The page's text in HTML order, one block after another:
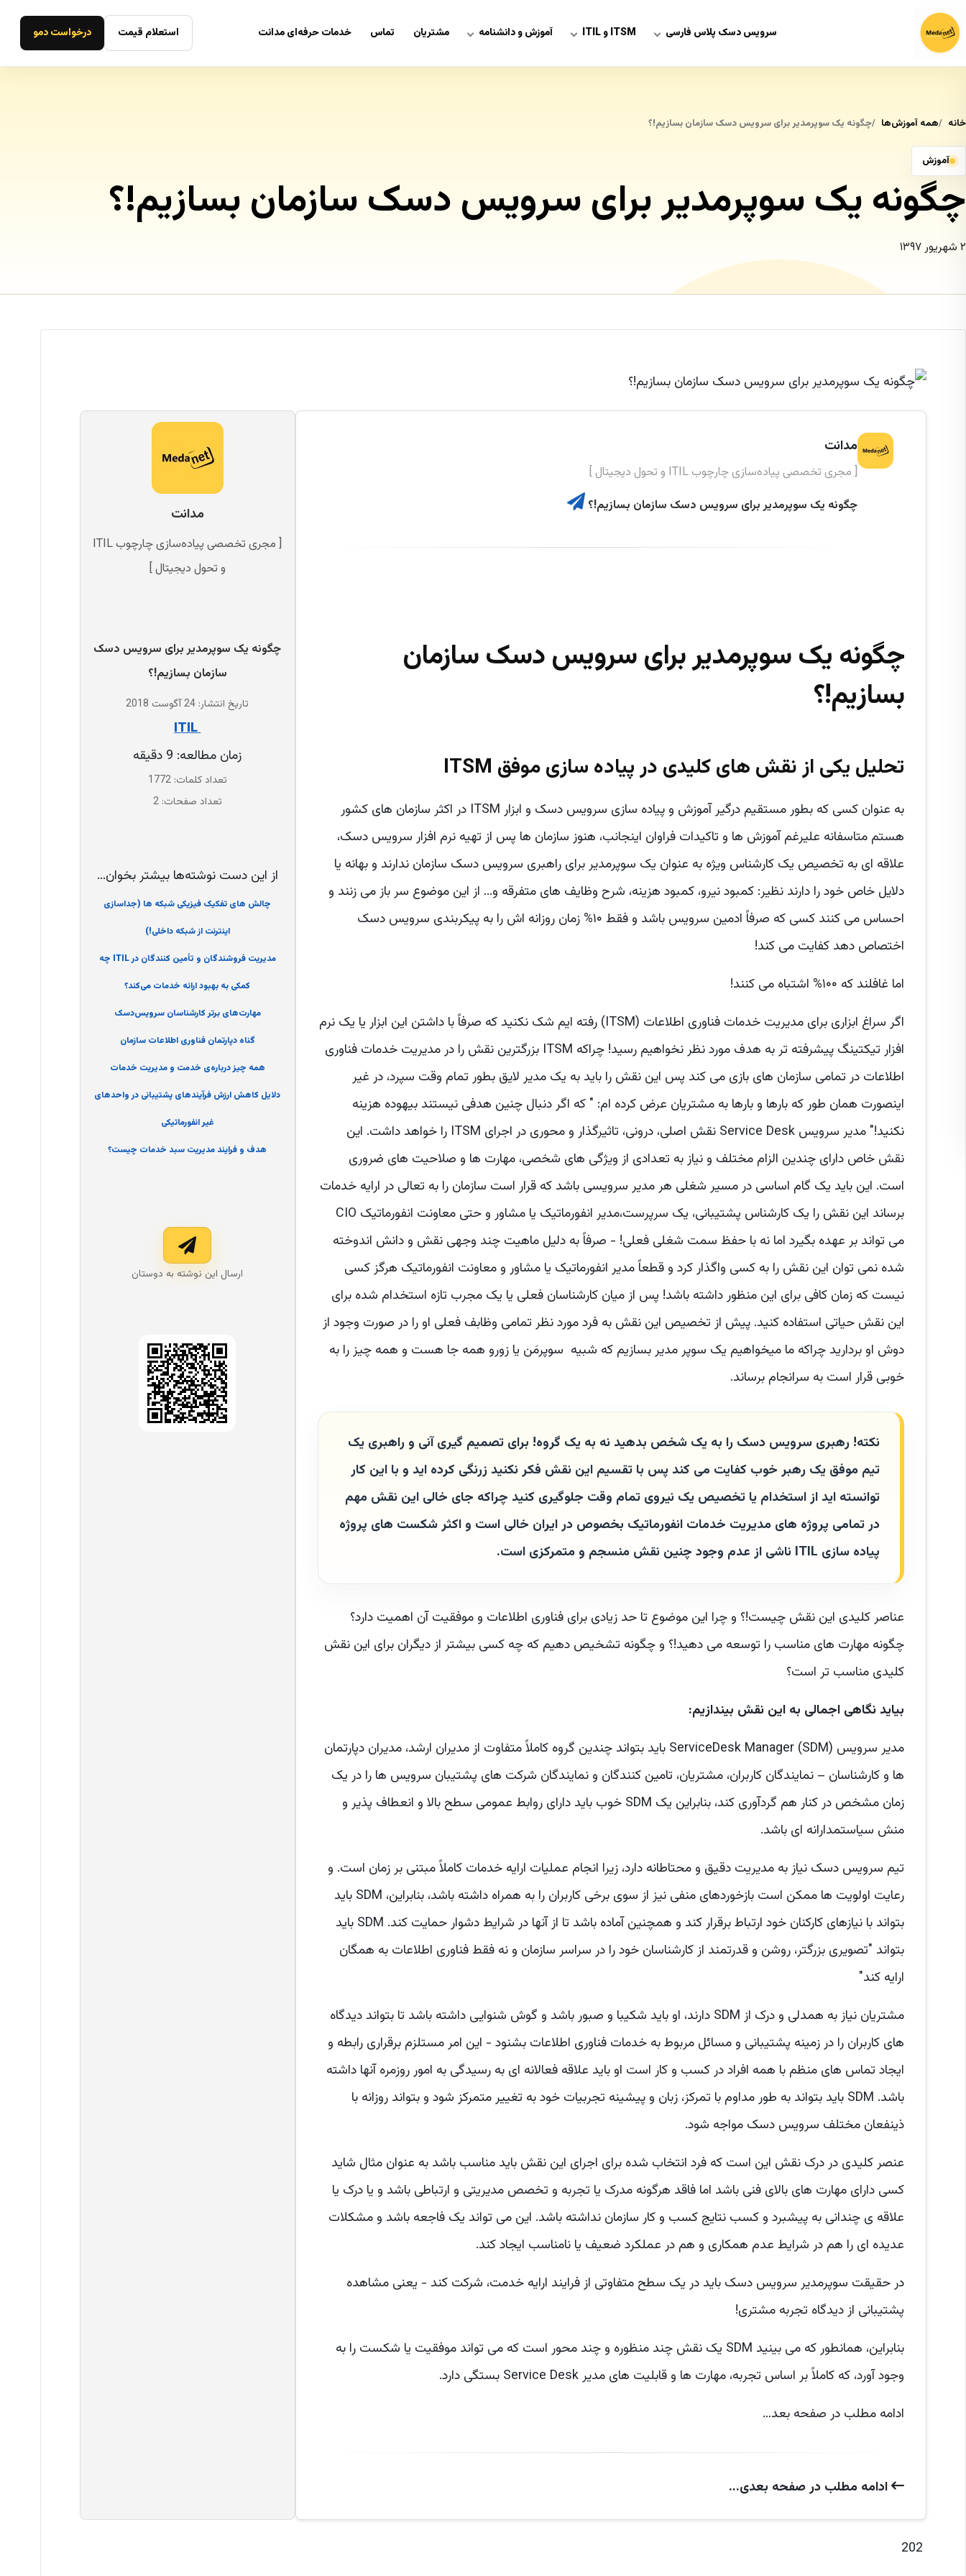
سرویس دسک پلاس فارسی ITSM و ITIL آموزش و دانشنامه مشتریان تماس خدمات حرفه‌ای مدانت استعلام قیمت درخواست دمو
خانه همه آموزش‌ها چگونه یک سوپرمدیر برای سرویس دسک سازمان بسازیم!؟
آموزش
چگونه یک سوپرمدیر برای سرویس دسک سازمان بسازیم!؟
۲ شهریور ۱۳۹۷
مدانت
[ مجری تخصصی پیاده‌سازی چارچوب ITIL و تحول دیجیتال ]
چگونه یک سوپرمدیر برای سرویس دسک سازمان بسازیم!؟
چگونه یک سوپرمدیر برای سرویس دسک سازمان
بسازیم!؟
تحلیل یکی از نقش های کلیدی در پیاده سازی موفق ITSM
به عنوان کسی که بطور مستقیم درگیر آموزش و پیاده سازی سرویس دسک و ابزار ITSM در اکثر سازمان های کشور
هستم متاسفانه علیرغم آموزش ها و تاکیدات فراوان اینجانب، هنوز سازمان ها پس از تهیه نرم افزار سرویس دسک،
علاقه ای به تخصیص یک کارشناس ویژه به عنوان یک سوپرمدیر برای راهبری سرویس دسک سازمان ندارند و بهانه یا
دلایل خاص خود را دارند نظیر: کمبود نیرو، کمبود هزینه، شرح وظایف های متفرقه و... از این موضوع سر باز می زنند و
احساس می کنند کسی که صرفاً ادمین سرویس باشد و فقط ۱۰% زمان روزانه اش را به پیکربندی سرویس دسک
اختصاص دهد کفایت می کند!
اما غافلند که ۱۰۰% اشتباه می کنند!
اگر سراغ ابزاری برای مدیریت خدمات فناوری اطلاعات (ITSM) رفته ایم شک نکنید که صرفاً با داشتن این ابزار یا یک نرم
افزار تیکتینگ پیشرفته تر به هدف مورد نظر نخواهیم رسید! چراکه ITSM بزرگترین نقش را در مدیریت خدمات فناوری
اطلاعات در تمامی سازمان های بازی می کند پس این نقش را باید به یک مدیر لایق بطور تمام وقت سپرد، در غیر
اینصورت همان طور که بارها و بارها به مشتریان عرض کرده ام: " که اگر دنبال چنین هدفی نیستند بیهوده هزینه
نکنید!" مدیر سرویس Service Desk نقش اصلی، درونی، تاثیرگذار و محوری در اجرای ITSM را خواهد داشت. این
نقش خاص دارای چندین الزام مختلف و نیاز به تعدادی از ویژگی های شخصی، مهارت ها و صلاحیت های ضروری
است. این باید یک گام اساسی در مسیر شغلی هر مدیر سرویسی باشد که قرار است سازمان را به تعالی در ارایه خدمات
برساند این نقش را یک کارشناس پشتیبانی، یک سرپرست،مدیر انفورماتیک یا مشاور و حتی معاونت انفورماتیک CIO
می تواند بر عهده بگیرد اما نه با حفظ سمت شغلی فعلی! - صرفاً به دلیل ماهیت چند وجهی نقش و دانش اندوخته
شده نمی توان این نقش را به کسی واگذار کرد و قطعاً مدیر انفورماتیک یا مشاور و معاونت انفورماتیک هرگز کسی
نیست که زمان کافی برای این منظور داشته باشد! پس از میان کارشناسان فعلی یا یک مجرب تازه استخدام شده برای
این نقش حیاتی استفاده کنید. پیش از تخصیص این نقش به فرد مورد نظر تمامی وظابف فعلی او را در صورت وجود از
دوش او بردارید چراکه ما میخواهیم یک سوپر مدیر بسازیم که شبیه سوپرمَن یا زورو همه جا هست و همه چیز را به
خوبی قرار است به سرانجام برساند.
نکته! رهبری سرویس دسک را به یک شخص بدهید نه به یک گروه! برای تصمیم گیری آنی و راهبری یک
تیم موفق یک رهبر خوب کفایت می کند پس با تقسیم این نقش فکر نکنید زرنگی کرده اید و با این کار
توانسته اید از استخدام یا تخصیص یک نیروی تمام وقت جلوگیری کنید چراکه جای خالی این نقش مهم
در تمامی پروژه های مدیریت خدمات انفورماتیک بخصوص در ایران خالی است و اکثر شکست های پروژه
پیاده سازی ITIL ناشی از عدم وجود چنین نقش منسجم و متمرکزی است.
عناصر کلیدی این نقش چیست!؟ و چرا این موضوع تا حد زیادی برای فناوری اطلاعات و موفقیت آن اهمیت دارد؟
چگونه مهارت های مناسب را توسعه می دهید!؟ و چگونه تشخیص دهیم که چه کسی بیشتر از دیگران برای این نقش
کلیدی مناسب تر است؟
بیاید نگاهی اجمالی به این نقش بیندازیم:
مدیر سرویس ServiceDesk Manager (SDM) باید بتواند چندین گروه کاملاً متفاوت از مدیران ارشد، مدیران دپارتمان
ها و کارشناسان – نمایندگان کاربران، مشتریان، تامین کنندگان و نمایندگان شرکت های پشتیبان سرویس ها را در یک
زمان مشخص در کنار هم گردآوری کند، بنابراین یک SDM خوب باید دارای روابط عمومی سطح بالا و انعطاف پذیر و
منش سیاستمدارانه ای باشد.
تیم سرویس دسک نیاز به مدیریت دقیق و محتاطانه دارد، زیرا انجام عملیات ارایه خدمات کاملاً مبتنی بر زمان است. و
رعایت اولویت ها ممکن است بازخوردهای منفی نیز از سوی برخی کاربران را به همراه داشته باشد، بنابراین، SDM باید
بتواند با نیازهای کارکنان خود ارتباط برقرار کند و همچنین آماده باشد تا از آنها در شرایط دشوار حمایت کند. SDM باید
بتواند "تصویری بزرگتر، روشن و قدرتمند از کارشناسان خود را در سراسر سازمان و نه فقط فناوری اطلاعات به همگان
ارایه کند"
مشتریان نیاز به همدلی و درک از SDM دارند، او باید شکیبا و صبور باشد و گوش شنوایی داشته باشد تا بتواند دیدگاه
های کاربران را در زمینه پشتیبانی و مسائل مربوط به خدمات فناوری اطلاعات بشنود - این امر مستلزم برقراری رابطه و
ایجاد تماس های منظم با همه افراد در کسب و کار است او باید علاقه فعالانه ای به رسیدگی به امور روزمره آنها داشته
باشد. SDM باید بتواند به طور مداوم با تمرکز، زبان و پیشینه تجربیات خود به تغییر متمرکز شود و بتواند روزانه با
ذینفعان مختلف سرویس دسک مواجه شود.
عنصر کلیدی در درک نقش این است که فرد انتخاب شده برای اجرای این نقش باید مناسب باشد به عنوان مثال شاید
کسی دارای مهارت های بالای فنی باشد اما فاقد هرگونه مدرک یا تجربه و تخصص مدیریتی و ارتباطی باشد و یا درک یا
علاقه ی چندانی به پیشبرد و کسب نتایج کسب و کار سازمان نداشته باشد. این می تواند یک فاجعه باشد و مشکلات
عدیده ای را هم در شرایط عدم همکاری و هم در عملکرد ضعیف یا نامناسب ایجاد کند.
در حقیقت سوپرمدیر سرویس دسک باید در یک سطح متفاوتی از فرایند ارایه خدمت، شرکت کند - یعنی مشاهده
پشتیبانی از دیدگاه تجربه مشتری!
بنابراین، همانطور که می بینید SDM یک نقش چند منظوره و چند محور است که می تواند موفقیت یا شکست را به
وجود آورد، که کاملاً بر اساس تجربه، مهارت ها و قابلیت های مدیر Service Desk بستگی دارد.
ادامه مطلب در صفحه بعد…
ادامه‌ مطلب در صفحه‌ بعدی...
مدانت
[ مجری تخصصی پیاده‌سازی چارچوب ITIL
و تحول دیجیتال ]
چگونه یک سوپرمدیر برای سرویس دسک
سازمان بسازیم!؟
تاریخ انتشار: 24 آگوست 2018
‌ ITIL
زمان مطالعه: 9 دقیقه
تعداد کلمات: 1772
تعداد صفحات: 2
از این دست نوشته‌ها بیشتر بخوان...
چالش های تفکیک فیزیکی شبکه ها (جداسازی
اینترنت از شبکه داخلی!)
مدیریت فروشندگان و تأمین کنندگان در ITIL چه
کمکی به بهبود ارائه خدمات می‌کند؟
مهارت‌های برتر کارشناسان سرویس‌دسک
گناه دپارتمان فناوری اطلاعات سازمان
همه چیز درباره‌ی خدمت و مدیریت خدمات
دلایل کاهش ارزش فرآیندهای پشتیبانی در واحدهای
غیر انفورماتیکی
هدف و فرایند مدیریت سبد خدمات چیست؟
ارسال این نوشته به دوستان‌
202